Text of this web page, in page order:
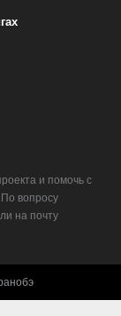
и помочь с
вопросу
на почту